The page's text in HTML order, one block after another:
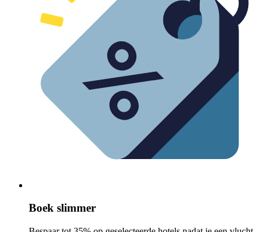
Boek slimmer